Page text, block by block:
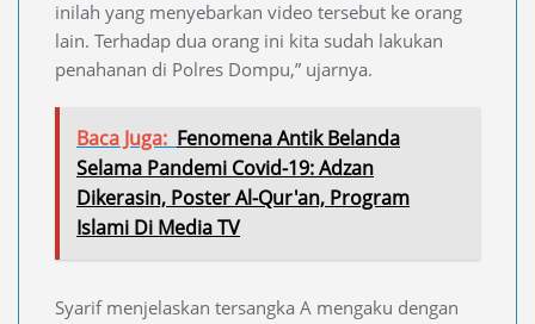
inilah yang menyebarkan video tersebut ke orang
lain. Terhadap dua orang ini kita sudah lakukan
penahanan di Polres Dompu,” ujarnya.
Baca Juga: Fenomena Antik Belanda
Selama Pandemi Covid-19: Adzan
Dikerasin, Poster Al-Qur'an, Program
Islami Di Media TV
Syarif menjelaskan tersangka A mengaku dengan